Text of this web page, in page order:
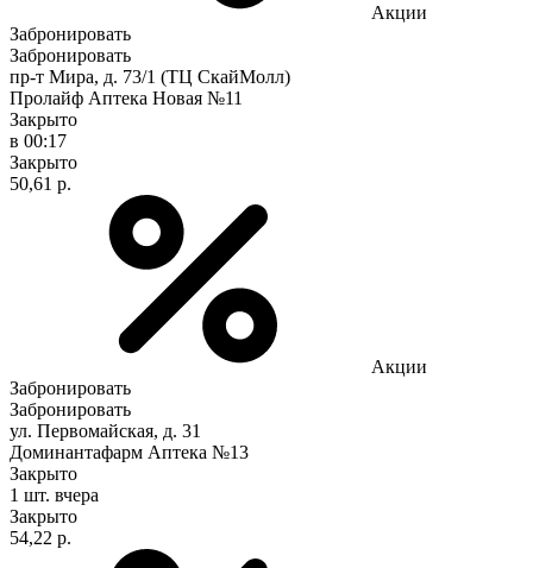
Акции
Забронировать
Забронировать
пр-т Мира, д. 73/1 (ТЦ СкайМолл)
Пролайф Аптека Новая №11
Закрыто
в 00:17
Закрыто
50,61 р.
Акции
Забронировать
Забронировать
ул. Первомайская, д. 31
Доминантафарм Аптека №13
Закрыто
1 шт. вчера
Закрыто
54,22 р.